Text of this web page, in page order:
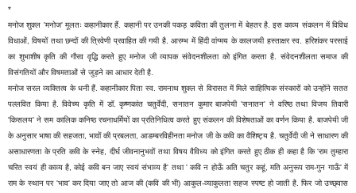
*
मनोज शुक्ल 'मनोज' मूलतः कहानीकार हैं. कहानी पर उनकी पकड़ कविता की तुलना में बेहतर है. इस काव्य संकलन में विविध
विधाओं, विषयों तथा छन्दों की त्रिवेणी प्रवाहित की गयी है. आरम्भ में हिंदी वांग्मय के कालजयी हस्ताक्षर स्व. हरिशंकर परसाई
का शुभाशीष कृति की गौरव वृद्धि करते हुए मनोज जी व्यापक संवेदनशीलता को इंगित करता है. संवेदनशीलता समाज की
विसंगतियों और विषमताओं से जुड़ने का आधार देती है.
मनोज सरल व्यक्तित्व के धनी हैं. कहानीकार पिता स्व. रामनाथ शुक्ल से विरासत में मिले साहित्यिक संस्कारों को उन्होंने सतत
पल्लवित किया है. विवेच्य कृति में डॉ. कृष्णकांत चतुर्वेदी, सनातन कुमार बाजपेयी 'सनातन' ने वरिष्ठ तथा विजय तिवारी
'किसलय' ने सम कालिक कनिष्ठ रचनाधर्मियों का प्रतिनिधित्व करते हुए संकलन की विशेषताओं का वर्णन किया है. बाजपेयी जी
के अनुसार भाषा की सहजता, भावों की प्रबलता, आडम्बरविहीनता मनोज जी के कवि का वैशिष्ट्य है. चतुर्वेदी जी ने साधारण की
असाधारणता के प्रति कवि के स्नेह, दीर्घ जीवनानुभवों तथा विषय वैविध्य को इंगित करते हुए ठीक ही कहा है कि 'राम तुम्हारा
चरित स्वयं ही काव्य है, कोई कवि बन जाए स्वयं संभाव्य है' तथा ' कवि न होऊँ अति चतुर कहूं, मति अनुरूप राम-गुन गाऊँ' में
राम के स्थान पर 'भाव' कर दिया जाए तो आज की (कवि की भी) आकुल-व्याकुलता सहज स्पष्ट हो जाती है. फिर जो उच्छ्वास